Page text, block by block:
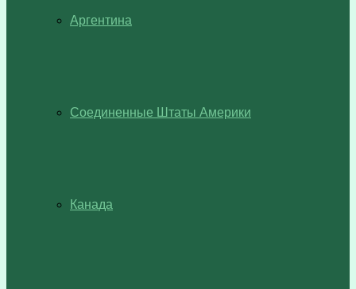
Аргентина
Соединенные Штаты Америки
Канада